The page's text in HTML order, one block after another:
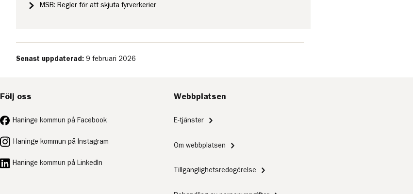
MSB: Regler för att skjuta fyrverkerier
Senast uppdaterad: 9 februari 2026
Följ oss
Haninge kommun på Facebook
Haninge kommun på Instagram
Haninge kommun på LinkedIn
Webbplatsen
E-tjänster
Om webbplatsen
Tillgänglighetsredogörelse